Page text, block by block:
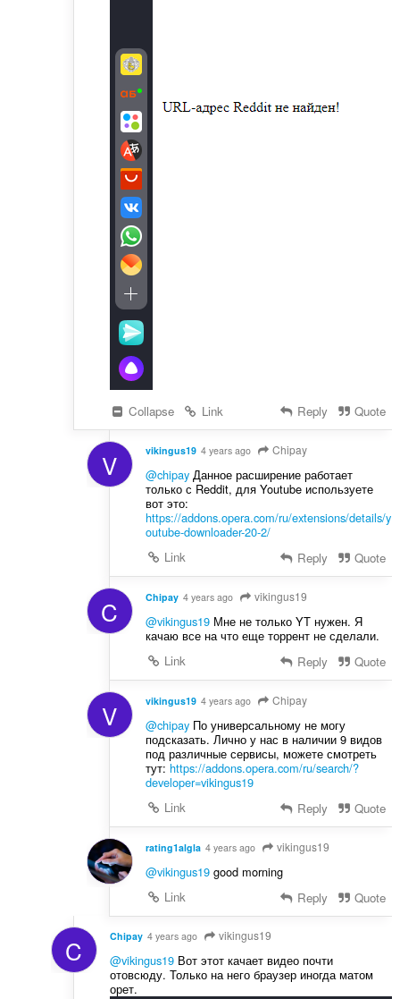
Collapse Link Reply Quote
V vikingus19 4 years ago Chipay
@chipayДанное расширение работает
только с Reddit, для Youtube используете
вот это:
https://addons.opera.com/ru/extensions/details/y
outube-downloader-20-2/
Link
Reply Quote
C Chipay 4 years ago vikingus19
@vikingus19Мне не только YT нужен. Я
качаю все на что еще торрент не сделали.
Link
Reply Quote
V vikingus19 4 years ago Chipay
@chipayПо универсальному не могу
подсказать. Лично у нас в наличии 9 видов
под различные сервисы, можете смотреть
тут: https://addons.opera.com/ru/search/?
developer=vikingus19
Link
Reply Quote
rating1algla 4 years ago vikingus19
@vikingus19good morning
Link
Reply Quote
C Chipay 4 years ago vikingus19
@vikingus19Вот этот качает видео почти
отовсюду. Только на него браузер иногда матом
орет.